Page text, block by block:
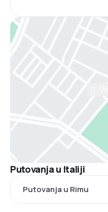
Putovanja u Italiji
Putovanja u Rimu